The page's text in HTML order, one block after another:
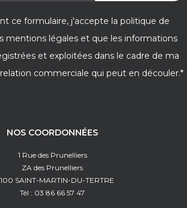
ce formulaire, j'accepte la politique de
mentions légales et que les informations
et exploitées dans le cadre de ma
commerciale qui peut en découler.*
NOS COORDONNÉES
1 Rue des Prunelliers
ZA des Prunelliers
SAINT-MARTIN-DU-TERTRE
Tél : 03 86 66 57 47